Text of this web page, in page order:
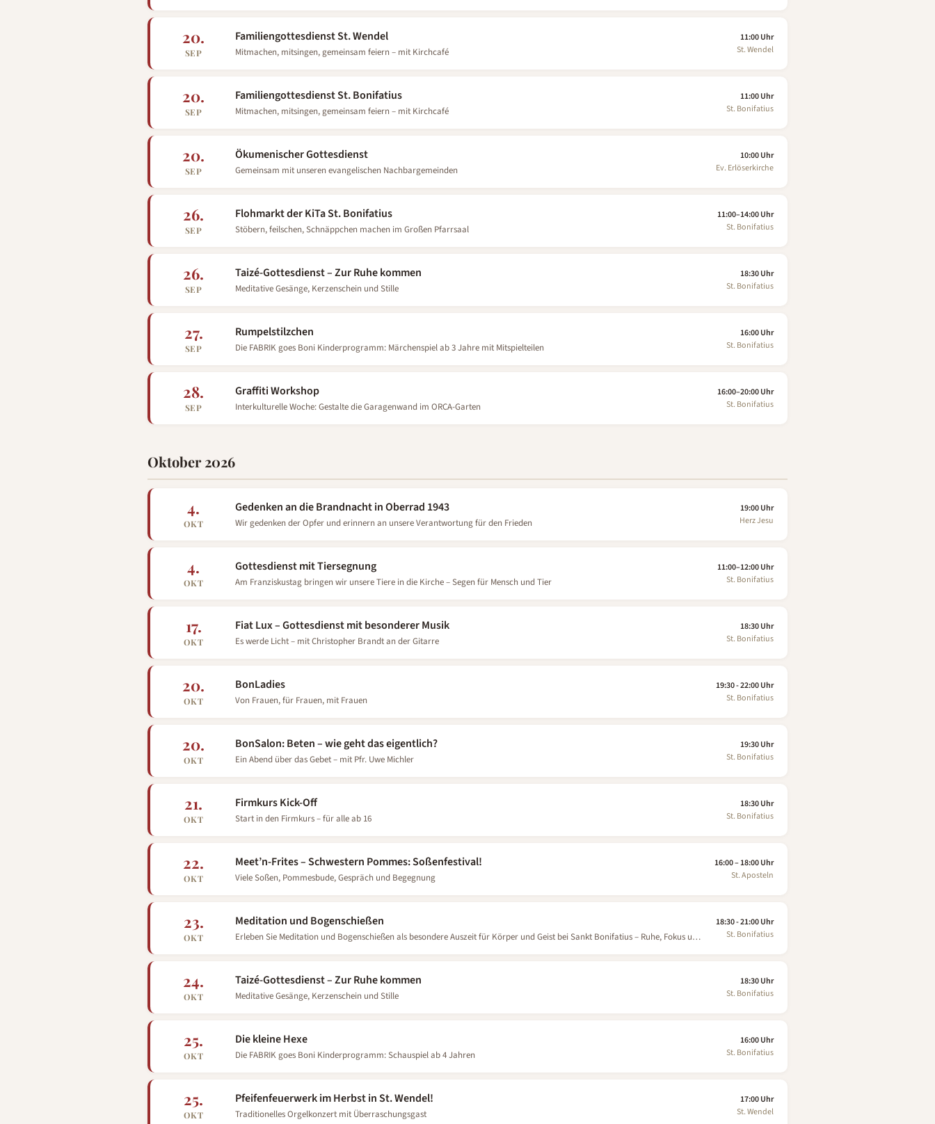
20.
SEP
Familiengottesdienst St. Wendel
Mitmachen, mitsingen, gemeinsam feiern – mit Kirchcafé
11:00 Uhr
St. Wendel
20.
SEP
Familiengottesdienst St. Bonifatius
Mitmachen, mitsingen, gemeinsam feiern – mit Kirchcafé
11:00 Uhr
St. Bonifatius
20.
SEP
Ökumenischer Gottesdienst
Gemeinsam mit unseren evangelischen Nachbargemeinden
10:00 Uhr
Ev. Erlöserkirche
26.
SEP
Flohmarkt der KiTa St. Bonifatius
Stöbern, feilschen, Schnäppchen machen im Großen Pfarrsaal
11:00–14:00 Uhr
St. Bonifatius
26.
SEP
Taizé-Gottesdienst – Zur Ruhe kommen
Meditative Gesänge, Kerzenschein und Stille
18:30 Uhr
St. Bonifatius
27.
SEP
Rumpelstilzchen
Die FABRIK goes Boni Kinderprogramm: Märchenspiel ab 3 Jahre mit Mitspielteilen
16:00 Uhr
St. Bonifatius
28.
SEP
Graffiti Workshop
Interkulturelle Woche: Gestalte die Garagenwand im ORCA-Garten
16:00–20:00 Uhr
St. Bonifatius
Oktober 2026
4.
OKT
Gedenken an die Brandnacht in Oberrad 1943
Wir gedenken der Opfer und erinnern an unsere Verantwortung für den Frieden
19:00 Uhr
Herz Jesu
4.
OKT
Gottesdienst mit Tiersegnung
Am Franziskustag bringen wir unsere Tiere in die Kirche – Segen für Mensch und Tier
11:00–12:00 Uhr
St. Bonifatius
17.
OKT
Fiat Lux – Gottesdienst mit besonderer Musik
Es werde Licht – mit Christopher Brandt an der Gitarre
18:30 Uhr
St. Bonifatius
20.
OKT
BonLadies
Von Frauen, für Frauen, mit Frauen
19:30 - 22:00 Uhr
St. Bonifatius
20.
OKT
BonSalon: Beten – wie geht das eigentlich?
Ein Abend über das Gebet – mit Pfr. Uwe Michler
19:30 Uhr
St. Bonifatius
21.
OKT
Firmkurs Kick-Off
Start in den Firmkurs – für alle ab 16
18:30 Uhr
St. Bonifatius
22.
OKT
Meet’n-Frites – Schwestern Pommes: Soßenfestival!
Viele Soßen, Pommesbude, Gespräch und Begegnung
16:00 – 18:00 Uhr
St. Aposteln
23.
OKT
Meditation und Bogenschießen
Erleben Sie Meditation und Bogenschießen als besondere Auszeit für Körper und Geist bei Sankt Bonifatius – Ruhe, Fokus und
18:30 - 21:00 Uhr
St. Bonifatius
24.
OKT
Taizé-Gottesdienst – Zur Ruhe kommen
Meditative Gesänge, Kerzenschein und Stille
18:30 Uhr
St. Bonifatius
25.
OKT
Die kleine Hexe
Die FABRIK goes Boni Kinderprogramm: Schauspiel ab 4 Jahren
16:00 Uhr
St. Bonifatius
25.
OKT
Pfeifenfeuerwerk im Herbst in St. Wendel!
Traditionelles Orgelkonzert mit Überraschungsgast
17:00 Uhr
St. Wendel